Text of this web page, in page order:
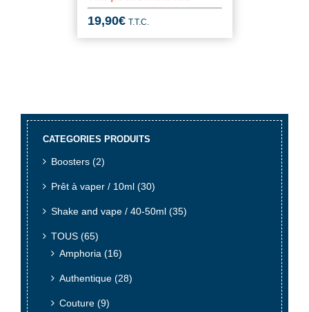
19,90€ T.T.C.
CATEGORIES PRODUITS
Boosters (2)
Prêt à vaper / 10ml (30)
Shake and vape / 40-50ml (35)
TOUS (65)
Amphoria (16)
Authentique (28)
Couture (9)